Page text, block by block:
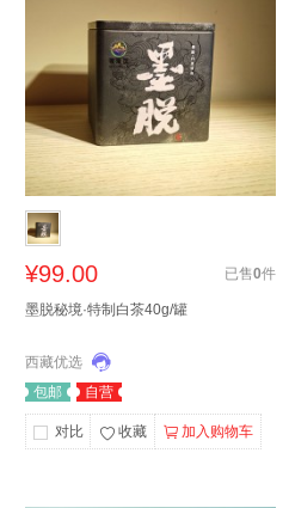
¥99.00 已售0件
墨脱秘境·特制白茶40g/罐
西藏优选
包邮
自营
对比 收藏 加入购物车